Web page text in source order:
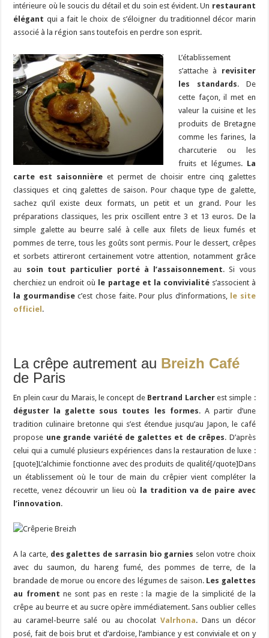
intérieure où le soucis du détail et du soin est évident. Un restaurant
élégant qui a fait le choix de s’éloigner du traditionnel décor marin
associé à la région sans toutefois en perdre son esprit.
L’établissement
s’attache à revisiter
les standards. De
cette façon, il met en
valeur la cuisine et les
produits de Bretagne
comme les farines, la
charcuterie ou les
fruits et légumes. La
carte est saisonnière et permet de choisir entre cinq galettes
classiques et cinq galettes de saison. Pour chaque type de galette,
sachez qu’il existe deux formats, un petit et un grand. Pour les
préparations classiques, les prix oscillent entre 3 et 13 euros. De la
simple galette au beurre salé à celle aux filets de lieux fumés et
pommes de terre, tous les goûts sont permis. Pour le dessert, crêpes
et sorbets attireront certainement votre attention, notamment grâce
au soin tout particulier porté à l’assaisonnement. Si vous
cherchiez un endroit où le partage et la convivialités’associent à
la gourmandisec’est chose faite. Pour plus d’informations, le site
officiel.
La crêpe autrement au Breizh Café
de Paris
En plein cœur du Marais, le concept de Bertrand Larcherest simple :
déguster la galette sous toutes les formes. A partir d’une
tradition culinaire bretonne qui s’est étendue jusqu’au Japon, le café
propose une grande variété de galettes et de crêpes. D’après
celui qui a cumulé plusieurs expériences dans la restauration de luxe :
[quote]L’alchimie fonctionne avec des produits de qualité[/quote]Dans
un établissement où le tour de main du crêpier vient compléter la
recette, venez découvrir un lieu où la tradition va de paire avec
l’innovation.
A la carte, des galettes de sarrasin bio garnies selon votre choix
avec du saumon, du hareng fumé, des pommes de terre, de la
brandade de morue ou encore des légumes de saison. Les galettes
au froment ne sont pas en reste : la magie de la simplicité de la
crêpe au beurre et au sucre opère immédiatement. Sans oublier celles
au caramel-beurre salé ou au chocolat Valrhona. Dans un décor
posé, fait de bois brut et d’ardoise, l’ambiance y est conviviale et on y